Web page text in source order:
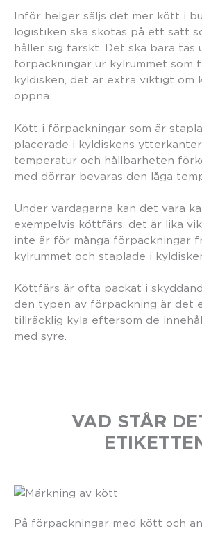
Inför helger säljs det mer kött i
logistiken ska skötas på ett sätt
håller sig färskt. Det ska bara tas
förpackningar ur kylrummet som
kyldisken, det är extra viktigt om
öppna.
Kött i förpackningar som är
placerade i kyldiskens
temperatur och hållbarheten
med dörrar bevaras den låga
Under vardagarna kan det vara
exempelvis köttfärs, det är lika
inte är för många förpackningar
kylrummet och staplade i
Köttfärs är ofta packat i
den typen av förpackning är det
tillräcklig kyla eftersom de
med syre.
VAD STÅR
På förpackningar med kött och